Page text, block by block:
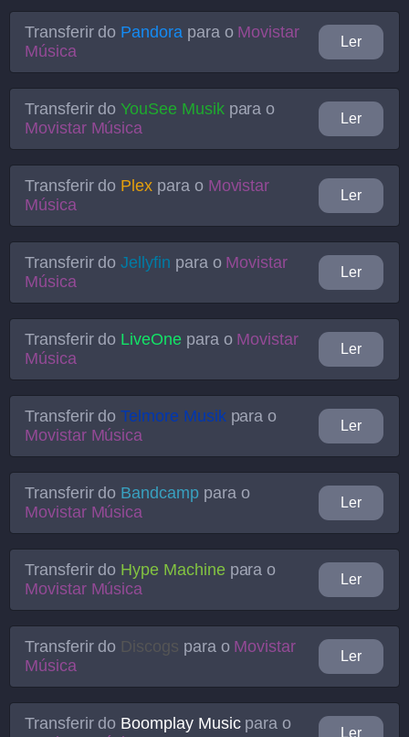
Transferir do Pandorapara o Movistar
Música
Ler
Transferir doYouSee Musikpara o
Movistar Música
Ler
Transferir do Plex para o Movistar
Música
Ler
Transferir doJellyfin para o Movistar
Música
Ler
Transferir do LiveOnepara o Movistar
Música
Ler
Transferir doTelmore Musikpara o
Movistar Música
Ler
Transferir do Bandcamppara o
Movistar Música
Ler
Transferir do Hype Machinepara o
Movistar Música
Ler
Transferir do Discogs para o Movistar
Música
Ler
Transferir do Boomplay Musicpara o
Ler